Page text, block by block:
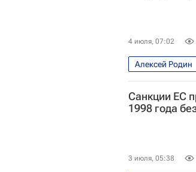
4 июля, 07:02
Алексей Родин
Санкции ЕС
1998 года
3 июля, 05:38